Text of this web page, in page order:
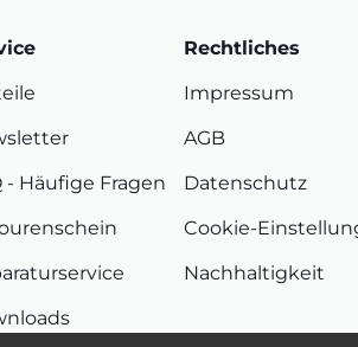
- Häufige Fragen
Rechtliches
Impressum
AGB
Datenschutz
Cookie-
Nachhaltigkeit